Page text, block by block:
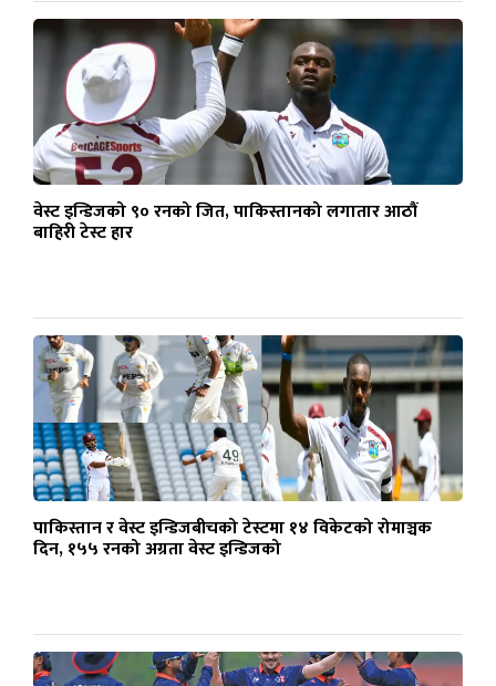
वेस्ट इन्डिजको ९० रनको जित, पाकिस्तानको लगातार आठौं
बाहिरी टेस्ट हार
पाकिस्तान र वेस्ट इन्डिजबीचको टेस्टमा १४ विकेटको रोमाञ्चक
दिन, १५५ रनको अग्रता वेस्ट इन्डिजको